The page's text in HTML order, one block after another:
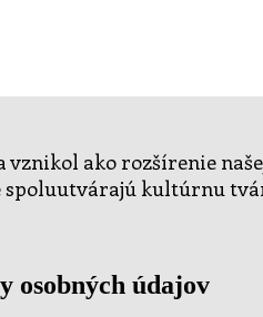
ako rozšírenie
kultúrnu
osobných údajov